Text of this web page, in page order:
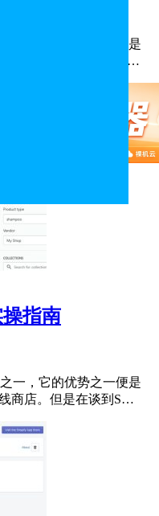
博客和销售产品，但是
，并且产品描述和定…
指南
一，它的优势之一便是
商店。但是在谈到S…